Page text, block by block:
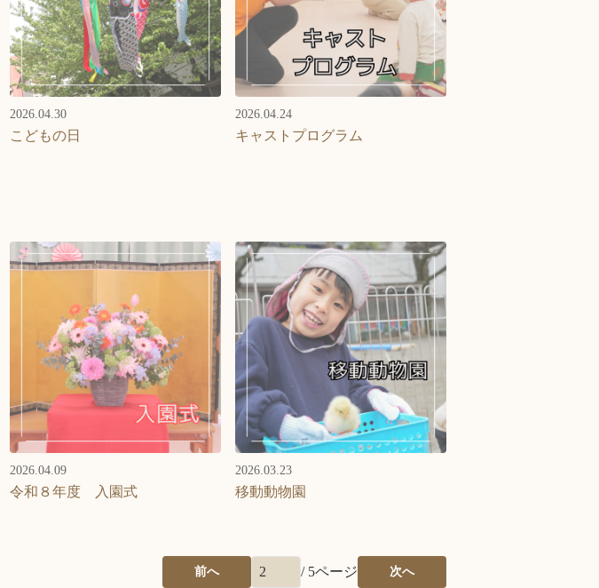
2026.04.30
こどもの日
2026.04.24
キャストプログラム
2026.04.09
令和８年度 入園式
2026.03.23
移動動物園
前へ / 5ページ 次へ